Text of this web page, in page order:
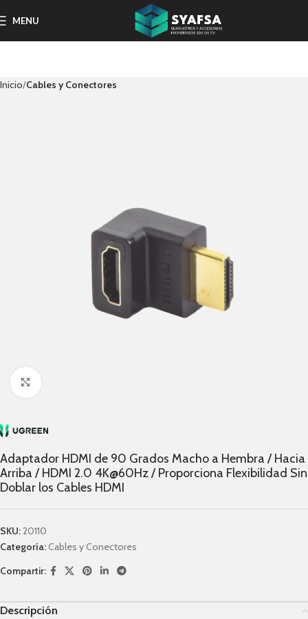
MENU
Inicio Cables y Conectores
Adaptador HDMI de 90 Grados Macho a Hembra / Hacia
Arriba / HDMI 2.0 4K@60Hz / Proporciona Flexibilidad Sin
Doblar los Cables HDMI
SKU:20110
Categoría: Cables y Conectores
Compartir:
Descripción